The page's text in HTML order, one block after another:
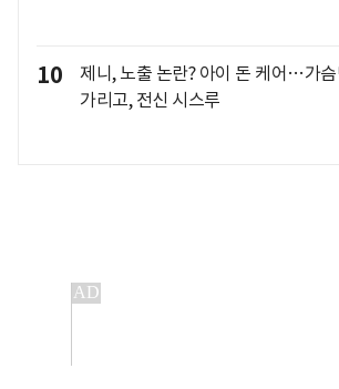
10
제니, 노출 논란? 아이 돈 케어…가
가리고, 전신 시스루